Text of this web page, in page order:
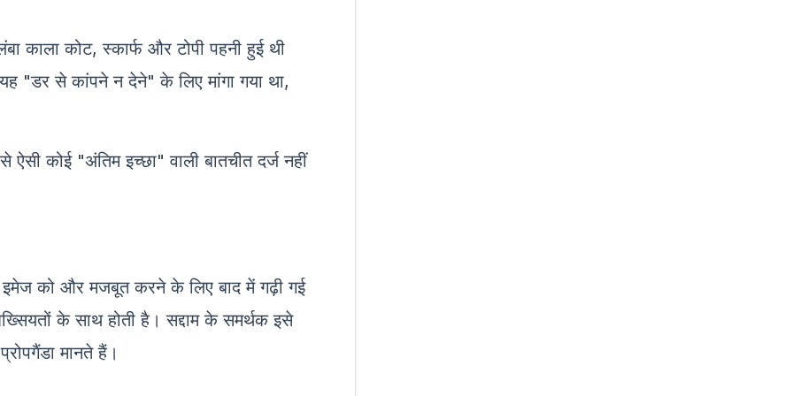
काला कोट, स्कार्फ और टोपी पहनी हुई थी
"डर से कांपने न देने" के लिए मांगा गया था,
ऐसी कोई "अंतिम इच्छा" वाली बातचीत दर्ज नहीं
इमेज को और मजबूत करने के लिए बाद में गढ़ी गई
के साथ होती है। सद्दाम के समर्थक इसे
मानते हैं।